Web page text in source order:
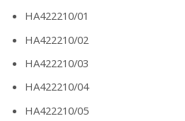
HA422210/01
HA422210/02
HA422210/03
HA422210/04
HA422210/05